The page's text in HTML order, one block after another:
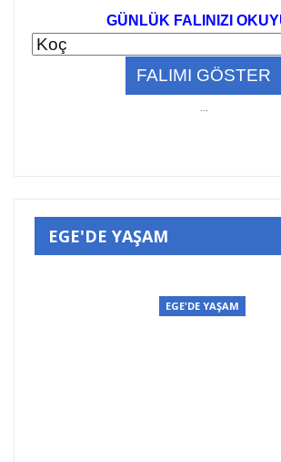
GÜNLÜK FALINIZI
EGE'DE YAŞAM
EGE'DE YAŞAM